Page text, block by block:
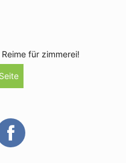
für zimmerei!